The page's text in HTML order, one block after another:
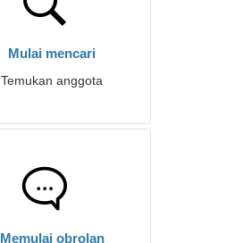
Mulai mencari
Temukan anggota
Memulai obrolan